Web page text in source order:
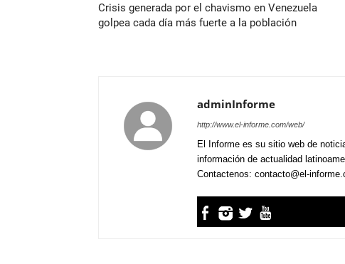
Crisis generada por el chavismo en Venezuela
golpea cada día más fuerte a la población
adminInforme
http://www.el-informe.com/web/
El Informe es su sitio web de
información de actualidad
Contactenos: contacto@el-